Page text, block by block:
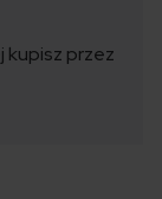
kupisz przez